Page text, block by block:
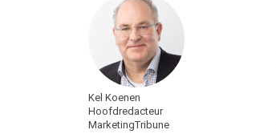
Kel Koenen
Hoofdredacteur
MarketingTribune